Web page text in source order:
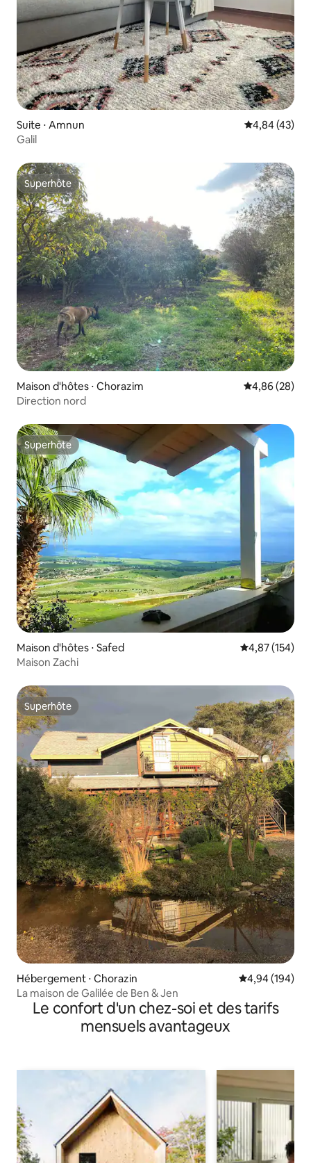
Suite ⋅ Amnun Évaluation
4,84 (43)
Galil
Superhôte
Superhôte
Maison d'hôtes ⋅ Chorazim Évaluation
4,86 (28)
Direction nord
Superhôte
Superhôte
Maison d'hôtes ⋅ Safed Évaluation
4,87 (154)
Maison Zachi
Superhôte
Superhôte
Hébergement ⋅ Chorazin Évaluation
4,94 (194)
La maison de Galilée de Ben & Jen
Le confort d'un chez-soi et des tarifs
mensuels avantageux